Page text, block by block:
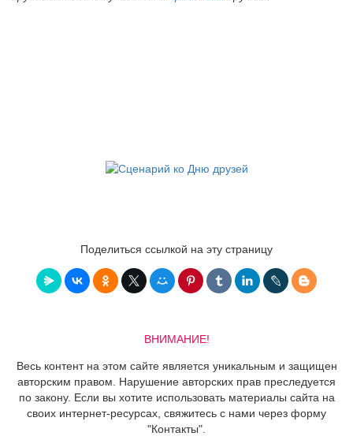
Поделиться ссылкой на эту страницу
ВНИМАНИЕ!
Весь контент на этом сайте является уникальным и защищен
авторским правом. Нарушение авторских прав преследуется
по закону. Если вы хотите использовать материалы сайта на
своих интернет-ресурсах, свяжитесь с нами через форму
"Контакты".